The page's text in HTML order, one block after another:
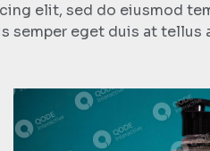
elit, sed do eiusmod
semper eget duis at tellus